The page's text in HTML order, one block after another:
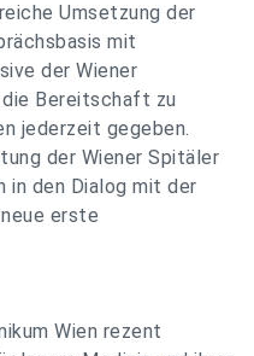
Umsetzung der
mit
der Wiener
Bereitschaft zu
jederzeit gegeben.
der Wiener Spitäler
in den Dialog mit der
erste
Wien rezent